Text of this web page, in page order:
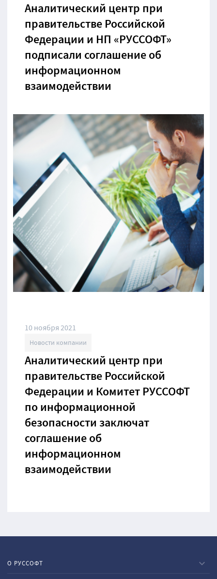
Аналитический центр при
правительстве Российской
Федерации и НП «РУССОФТ»
подписали соглашение об
информационном
взаимодействии
10 ноября 2021
Новости компании
Аналитический центр при
правительстве Российской
Федерации и Комитет РУССОФТ
по информационной
безопасности заключат
соглашение об
информационном
взаимодействии
О РУССОФТ